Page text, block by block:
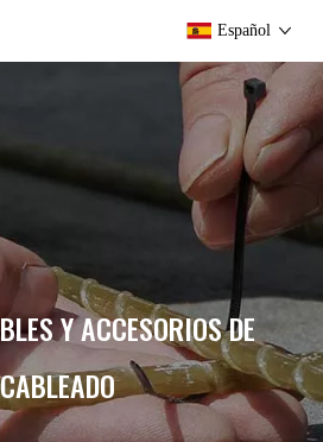
Español
Y ACCESORIOS DE
CABLEADO